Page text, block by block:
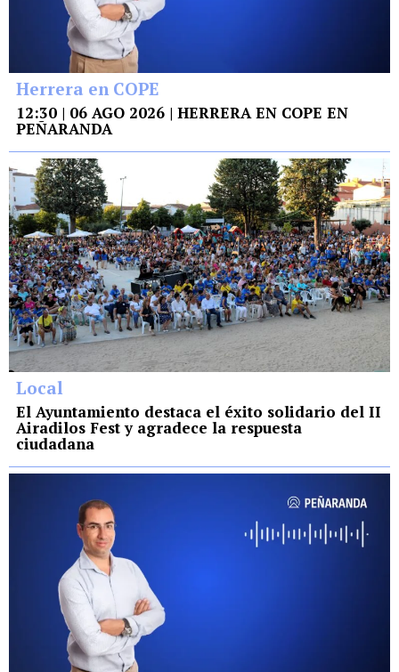
Herrera en COPE
12:30 | 06 AGO 2026 | HERRERA EN COPE EN
PEÑARANDA
Local
El Ayuntamiento destaca el éxito solidario del II
Airadilos Fest y agradece la respuesta
ciudadana